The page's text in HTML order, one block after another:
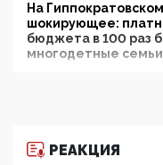
На
шокирующее:
бюджета в 100 раз
многодетные семьи
11:53, 09 Июня 2026
РЕАКЦИЯ